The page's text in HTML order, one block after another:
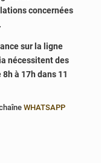
concernées
sur la ligne
nécessitent des
à 17h dans 11
WHATSAPP